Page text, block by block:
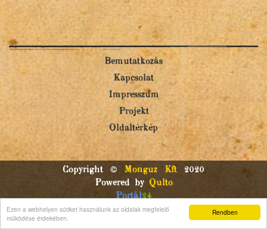
Rendben
Ezen a webhelyen sütiket használunk az oldalak megfelelő
működése érdekében.
Bemutatkozás
Kapcsolat
Impresszum
Projekt
Oldaltérkép
Copyright © Monguz Kft 2020
Powered by Qulto
Portál24